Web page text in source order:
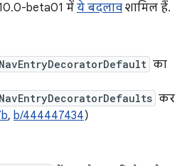
beta01 में ये बदलाव शामिल हैं.
का
कर
, b/444447434)